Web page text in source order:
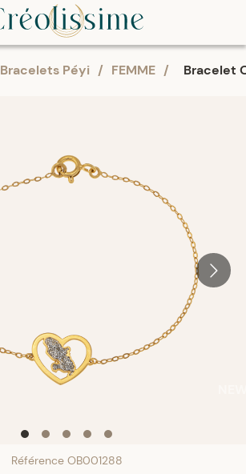
Bracelets Péyi / FEMME / Bracelet
Référence OB001288